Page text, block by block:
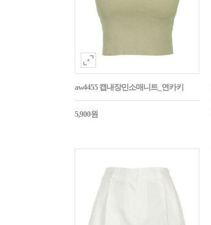
aw4455 캡내장민소매니트_연카키
5,900원